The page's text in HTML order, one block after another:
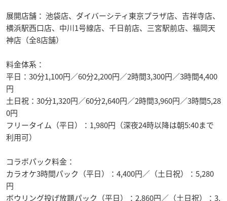
展開店舗： 池袋店、ダイバーシティ東京プラザ店、吉祥寺店、
横浜駅西口店、中川1号線店、千日前店、三宮駅前店、福岡天
神店（全8店舗）
料金体系：
平日：30分1,100円／60分2,200円／2時間3,300円／3時間4,400
円
土日祝：30分1,320円／60分2,640円／2時間3,960円／3時間5,28
0円
フリータイム（平日）：1,980円（深夜24時以降は朝5:40まで
利用可）
コラボパック料金：
カラオケ3時間パック（平日）：4,400円／（土日祝）：5,280
円
ボウリング投げ放題パック（平日）：2,860円／（土日祝）：3,